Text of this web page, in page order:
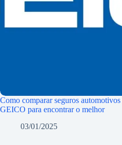
Como comparar seguros
GEICO para encontrar o melhor
03/01/2025